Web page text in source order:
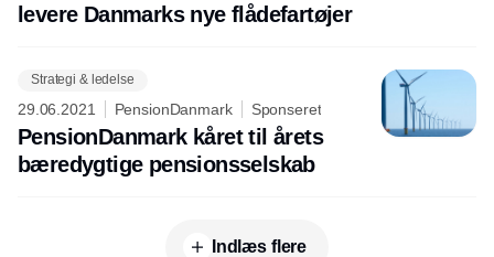
levere Danmarks nye flådefartøjer
Strategi & ledelse
29.06.2021 PensionDanmark Sponseret
PensionDanmark kåret til årets
bæredygtige pensionsselskab
Indlæs flere